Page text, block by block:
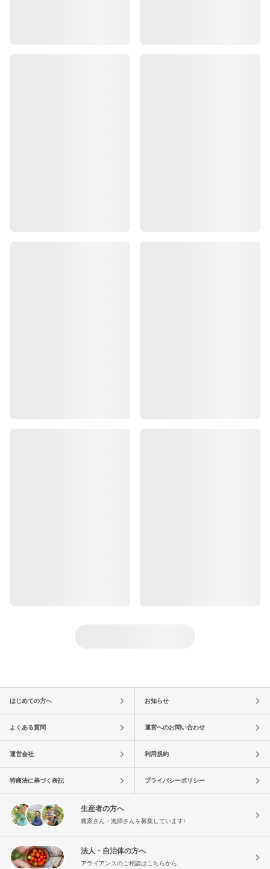
はじめての方へ お知らせ
よくある質問 運営へのお問い合わせ
運営会社 利用規約
特商法に基づく表記 プライバシーポリシー
生産者の方へ
農家さん・漁師さんを募集しています!
法人・自治体の方へ
アライアンスのご相談はこちらから